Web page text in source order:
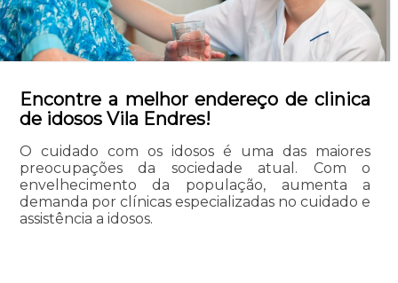
Encontre a melhor endereço de clinica
de idosos Vila Endres!
O cuidado com os idosos é uma das maiores
preocupações da sociedade atual. Com o
envelhecimento da população, aumenta a
demanda por clínicas especializadas no cuidado e
assistência a idosos.